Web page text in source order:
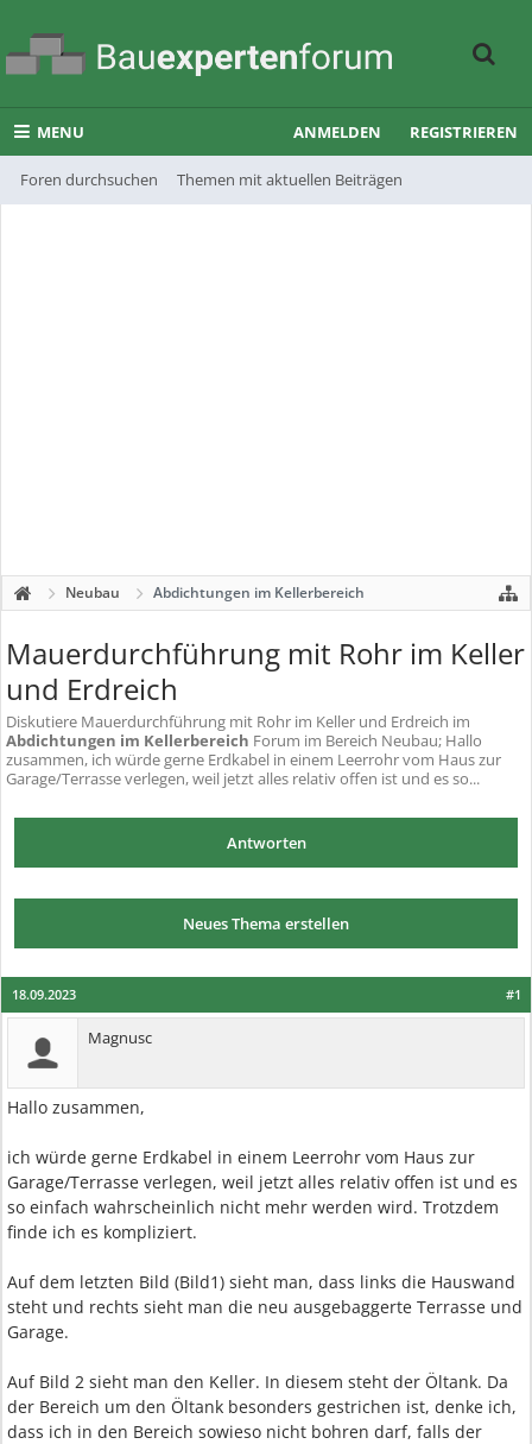
MENU
Foren durchsuchen Themen mit aktuellen Beiträgen
ANMELDEN REGISTRIEREN
Neubau Abdichtungen im Kellerbereich
Mauerdurchführung mit Rohr im Keller
und Erdreich
Diskutiere Mauerdurchführung mit Rohr im Keller und Erdreich im
Abdichtungen im Kellerbereich Forum im Bereich Neubau; Hallo
zusammen, ich würde gerne Erdkabel in einem Leerrohr vom Haus zur
Garage/Terrasse verlegen, weil jetzt alles relativ offen ist und es so...
Antworten
Neues Thema erstellen
#1
18.09.2023
Magnusc
Hallo zusammen,
ich würde gerne Erdkabel in einem Leerrohr vom Haus zur
Garage/Terrasse verlegen, weil jetzt alles relativ offen ist und es
so einfach wahrscheinlich nicht mehr werden wird. Trotzdem
finde ich es kompliziert.
Auf dem letzten Bild (Bild1) sieht man, dass links die Hauswand
steht und rechts sieht man die neu ausgebaggerte Terrasse und
Garage.
Auf Bild 2 sieht man den Keller. In diesem steht der Öltank. Da
der Bereich um den Öltank besonders gestrichen ist, denke ich,
dass ich in den Bereich sowieso nicht bohren darf, falls der